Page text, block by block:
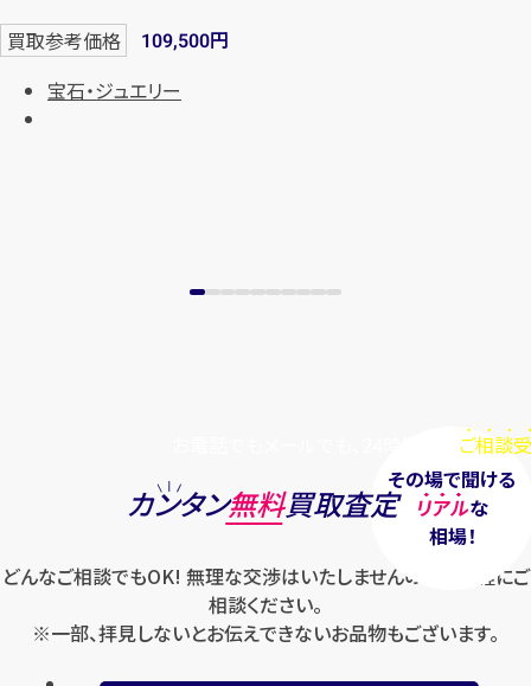
買取参考価格 109,500円
宝石・ジュエリー
ご相談
その場で聞ける
リアルな
相場！
カンタン無料買取査定
どんなご相談でもOK! 無理な交渉はいたしませんのでお気軽にご
相談ください。
※一部、拝見しないとお伝えできないお品物もございます。